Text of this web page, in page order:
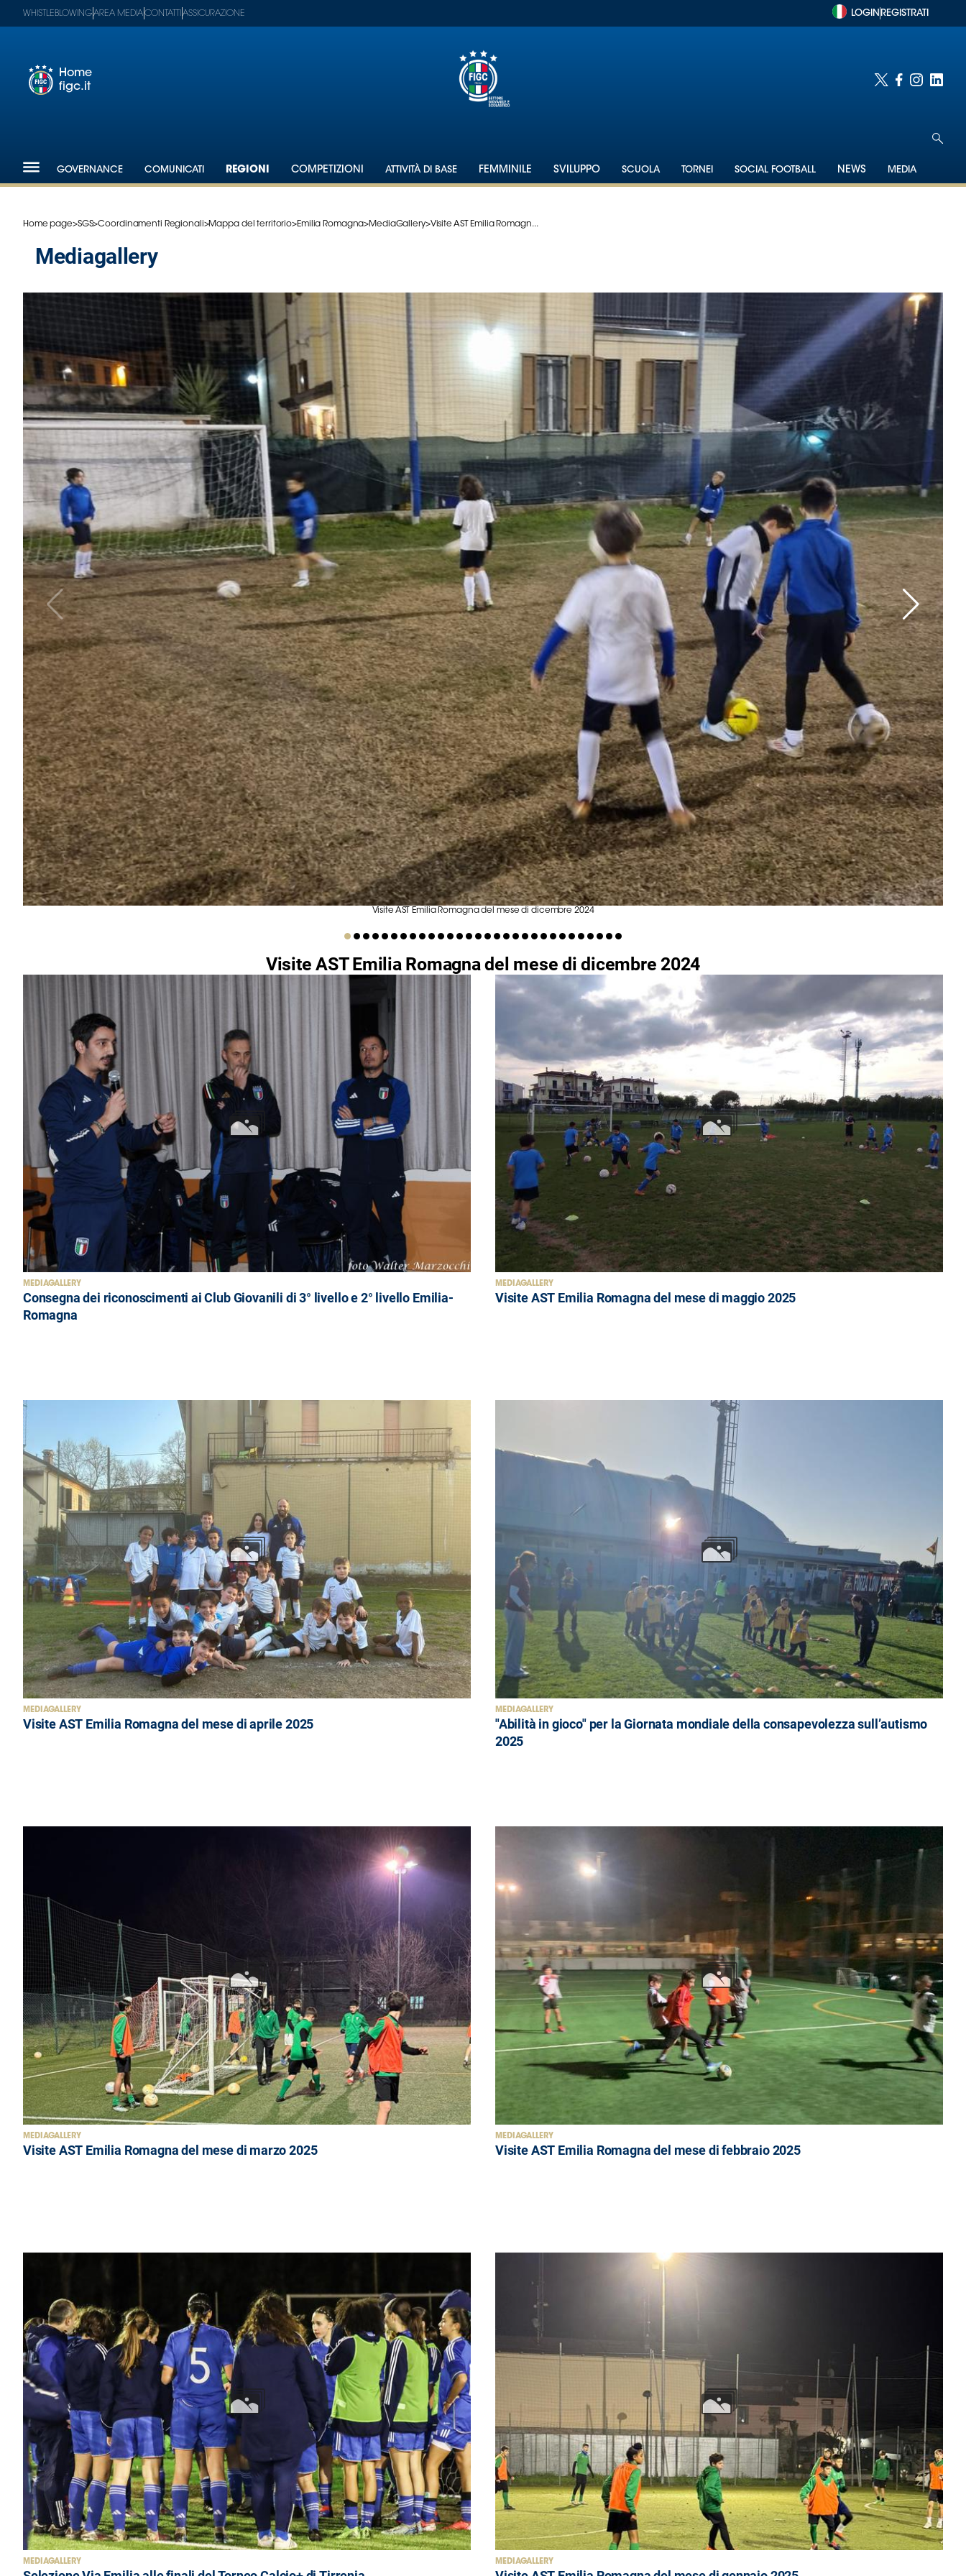
Nazionali
Paralimpico
del
Calcio
Shop
partner
delle
nazionali
Assicurazione
Cerca
Whistleblowing
Area
Media
Contatti
Assicurazione
Social media
WHISTLEBLOWINGAREA MEDIACONTATTI ASSICURAZIONE LOGIN REGISTRATI
Home
figc.it
GOVERNANCE COMUNICATI REGIONI COMPETIZIONI ATTIVITÀ DI BASE FEMMINILE SVILUPPO SCUOLA TORNEI SOCIAL FOOTBALL NEWS MEDIA
Home page>SGS>Coordinamenti Regionali>Mappa del territorio>Emilia Romagna>MediaGallery>Visite AST Emilia Romagn...
mediagallery
Visite AST Emilia Romagna del mese di dicembre 2024
Visite AST Emilia Romagna del mese di dicembre 2024
MEDIAGALLERY
Consegna dei riconoscimenti ai Club Giovanili di 3° livello e 2° livello Emilia-
Romagna
MEDIAGALLERY
Visite AST Emilia Romagna del mese di maggio 2025
MEDIAGALLERY
Visite AST Emilia Romagna del mese di aprile 2025
MEDIAGALLERY
"Abilità in gioco" per la Giornata mondiale della consapevolezza sull’autismo
2025
MEDIAGALLERY
Visite AST Emilia Romagna del mese di marzo 2025
MEDIAGALLERY
Visite AST Emilia Romagna del mese di febbraio 2025
MEDIAGALLERY MEDIAGALLERY